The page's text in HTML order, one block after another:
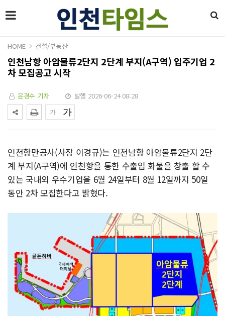
HOME 건설/부동산
인천남항 아암물류2단지 2단계 부지(A구역) 입주기업 2
차 모집공고 시작
윤경수 기자 발행 2026-06-24 08:28
인천항만공사(사장 이경규)는 인천남항 아암물류2단지 2단
계 부지(A구역)에 인천항을 통한 수출입 화물을 창출 할 수
있는 국내외 우수기업을 6월 24일부터 8월 12일까지 50일
동안 2차 모집한다고 밝혔다.